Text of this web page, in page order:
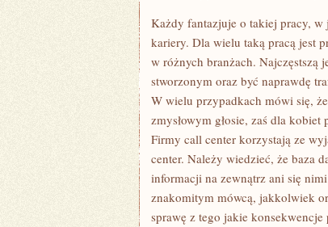
W
KTÓREJ
BĘDZIE
SIĘ
MÓGŁ
SPEŁNIAĆ
Każdy fantazjuje o takiej pracy, w
kariery. Dla wielu taką pracą jest
w różnych branżach. Najczęstszą
stworzonym oraz być naprawdę
W wielu przypadkach mówi się,
zmysłowym głosie, zaś dla
Firmy call center korzystają ze
center. Należy wiedzieć, że baza
informacji na zewnątrz ani się
znakomitym mówcą, jakkolwiek
sprawę z tego jakie